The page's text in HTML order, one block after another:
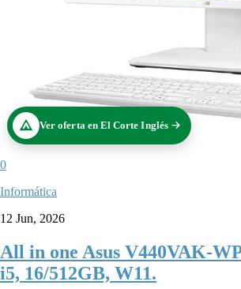
Ver oferta en El Corte Inglés
0
Informática
12 Jun, 2026
All in one Asus V440VAK-
i5, 16/512GB, W11.